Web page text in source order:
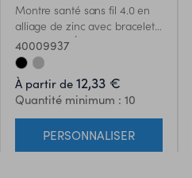
Montre santé sans fil 4.0 en
alliage de zinc avec bracelet
en silicone. Écran LCD tactile
de 2,01 pouces. Batterie
rechargeable Li-Pol 90 mAh.
Nécessite une application
gratuite (HryFine disponible
sur iOS et Android).
40009937
À partir de 12,33 €
Quantité minimum : 10
PERSONNALISER